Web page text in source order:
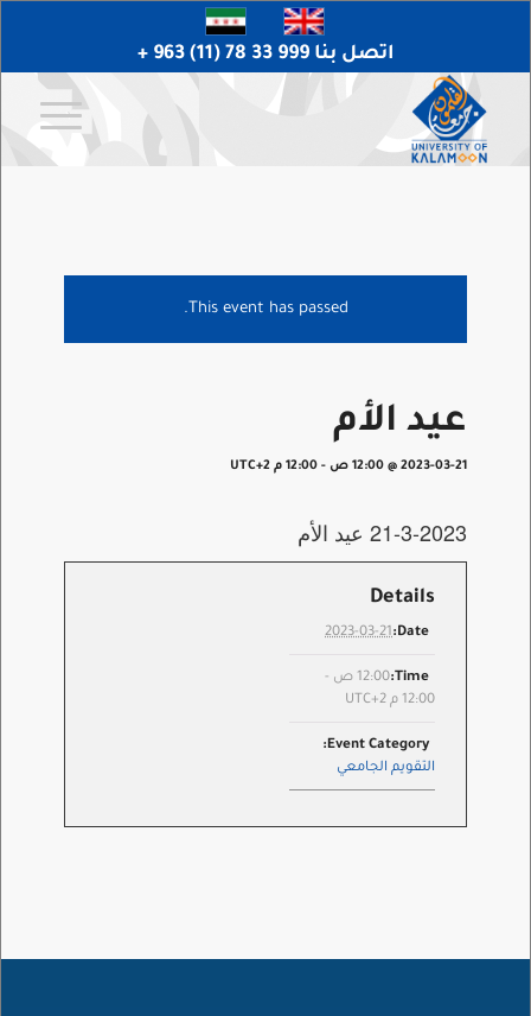
اتصل بنا 999 33 78 (11) 963 +
This event has passed.
عيد الأم
2023-03-21 @ 12:00 ص -12:00 م UTC+2
21-3-2023 عيد الأم
Details
Date:
2023-03-21
Time:
12:00 ص -
12:00 م
UTC+2
Event Category:
التقويم الجامعي